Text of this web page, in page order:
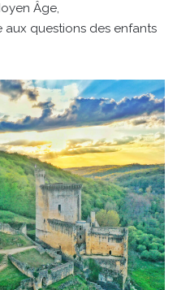
Âge,
questions des enfants